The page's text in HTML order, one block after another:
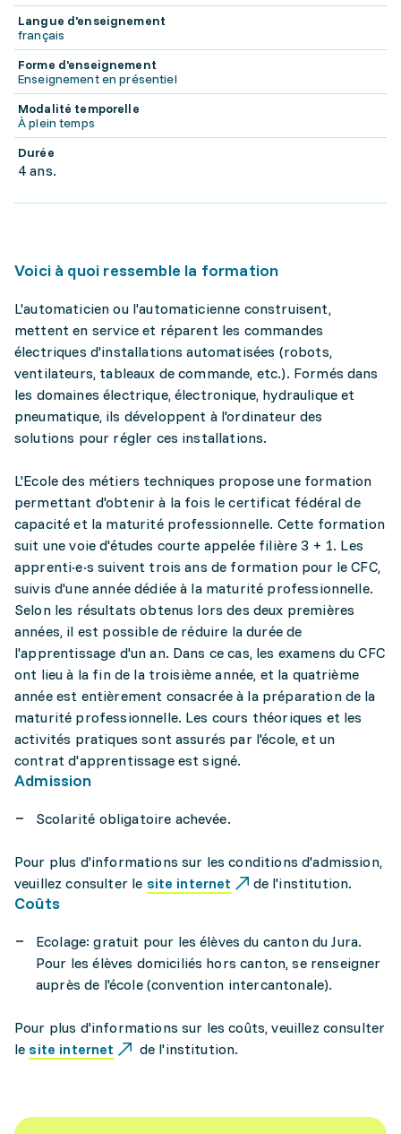
Langue d'enseignement
français
Forme d'enseignement
Enseignement en présentiel
Modalité temporelle
À plein temps
Durée
4 ans.
Voici à quoi ressemble la formation
L'automaticien ou l'automaticienne construisent,
mettent en service et réparent les commandes
électriques d'installations automatisées (robots,
ventilateurs, tableaux de commande, etc.). Formés dans
les domaines électrique, électronique, hydraulique et
pneumatique, ils développent à l'ordinateur des
solutions pour régler ces installations.
L'Ecole des métiers techniques propose une formation
permettant d'obtenir à la fois le certificat fédéral de
capacité et la maturité professionnelle. Cette formation
suit une voie d'études courte appelée filière 3 + 1. Les
apprenti·e·s suivent trois ans de formation pour le CFC,
suivis d'une année dédiée à la maturité professionnelle.
Selon les résultats obtenus lors des deux premières
années, il est possible de réduire la durée de
l'apprentissage d'un an. Dans ce cas, les examens du CFC
ont lieu à la fin de la troisième année, et la quatrième
année est entièrement consacrée à la préparation de la
maturité professionnelle. Les cours théoriques et les
activités pratiques sont assurés par l'école, et un
contrat d'apprentissage est signé.
Admission
Scolarité obligatoire achevée.
Pour plus d'informations sur les conditions d'admission,
veuillez consulter le site internet de l'institution.
Coûts
Ecolage: gratuit pour les élèves du canton du Jura.
Pour les élèves domiciliés hors canton, se renseigner
auprès de l'école (convention intercantonale).
Pour plus d'informations sur les coûts, veuillez consulter
le site internet de l'institution.